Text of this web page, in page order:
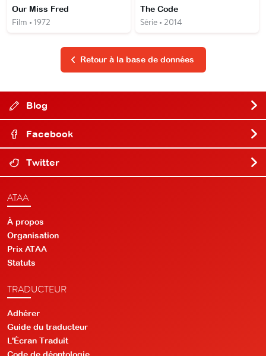
Our Miss Fred
Film • 1972
The Code
Série • 2014
Retour à la base de données
Blog
Facebook
Twitter
ATAA
À propos
Organisation
Prix ATAA
Statuts
TRADUCTEUR
Adhérer
Guide du traducteur
L'Écran Traduit
Code de déontologie